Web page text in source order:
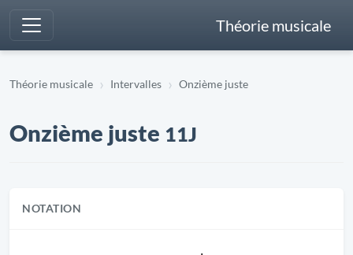
Théorie musicale
Théorie musicale Intervalles Onzième juste
Onzième juste 11J
NOTATION